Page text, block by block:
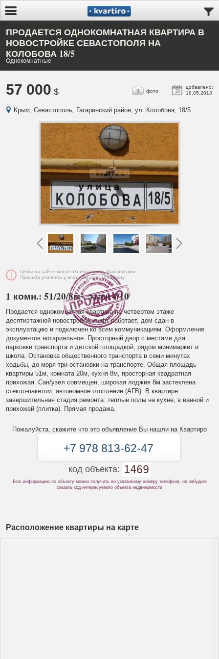
ПРОДАЕТСЯ ОДНОКОМНАТНАЯ КВАРТИРА В
НОВОСТРОЙКЕ СЕВАСТОПОЛЯ НА
КОЛОБОВА 18/5
Однокомнатные
57 000 $ 18
добавлено:
18.05.2013
9 фото
Крым, Севастополь, Гагаринский район, ул. Колобова, 18/5
Цены на сайте могут отличаться от фактических
Просьба уточнять у владельца по телефону
1 комн.: 51/20/8м², этаж 4/10
Продается однокомнатная квартира на четвертом этаже
десятиэтажной новостройки, лифт работает, дом сдан в
эксплуатацию и подключен ко всем коммуникациям. Оформление
документов нотариальное. Просторный двор с местами для
парковки транспорта и детской площадкой, рядом минимаркет и
школа. Остановка общественного транспорта в семи минутах
ходьбы, до моря три остановки на транспорте. Общая площадь
квартиры 51м, комната 20м, кухня 8м, просторная квадратная
прихожая. Сан/узел совмещен, широкая лоджия 8м застеклена
стекло-пакетом, автономное отопление (АГВ). В квартире
завершительная стадия ремонта: теплые полы на кухне, в ванной и
прихожей (плитка). Прямая продажа.
Пожалуйста, скажите что это объявление Вы нашли на Квартиро
+7 978 813-62-47
код объекта: 1469
Всю информацию по объекту можно получить по указанному номеру телефона, не забудьте
сказать код интересуемого объекта недвижимости
Расположение квартиры на карте